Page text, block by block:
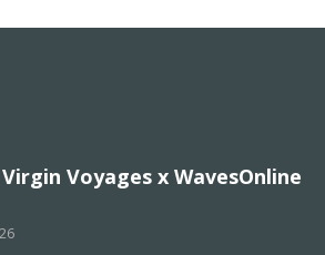
Voyages x WavesOnline